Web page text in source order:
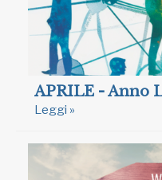
APRILE - Anno
Leggi »